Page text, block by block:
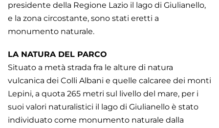
presidente della Regione Lazio il lago di Giulianello,
e la zona circostante, sono stati eretti a
monumento naturale.
LA NATURA DEL PARCO
Situato a metà strada fra le alture di natura
vulcanica dei Colli Albani e quelle calcaree dei monti
Lepini, a quota 265 metri sul livello del mare, per i
suoi valori naturalistici il lago di Giulianello è stato
individuato come monumento naturale dalla